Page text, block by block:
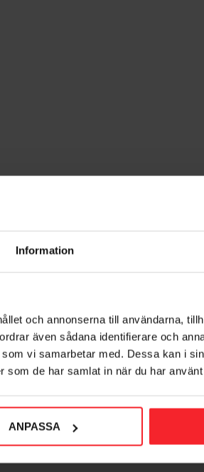
Information
och annonserna till användarna,
även sådana identifierare och
vi samarbetar med. Dessa kan i
som de har samlat in när du har
ANPASSA